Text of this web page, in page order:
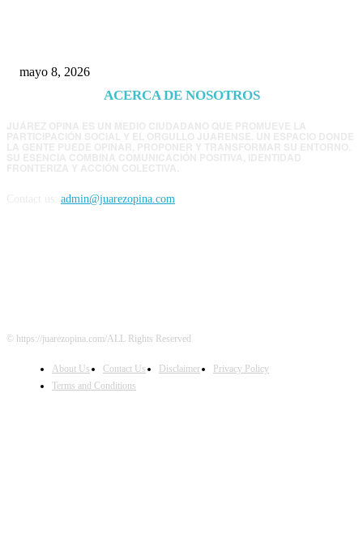
mayo 8, 2026
ACERCA DE NOSOTROS
admin@juarezopina.com
© https://juarezopina.com/ALL Rights Reserved
About Us Contact Us Disclaimer
Privacy Policy
Terms and Conditions